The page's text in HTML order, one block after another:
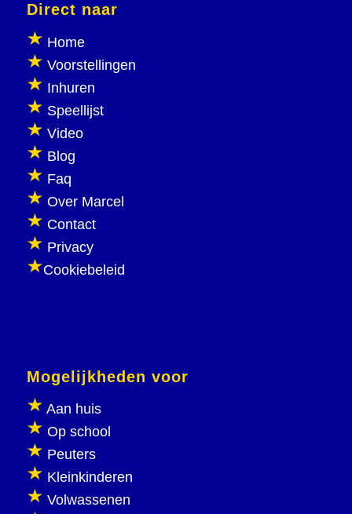
Direct naar
Home
Voorstellingen
Inhuren
Speellijst
Video
Blog
Faq
Over Marcel
Contact
Privacy
Cookiebeleid
Mogelijkheden voor
Aan huis
Op school
Peuters
Kleinkinderen
Volwassenen